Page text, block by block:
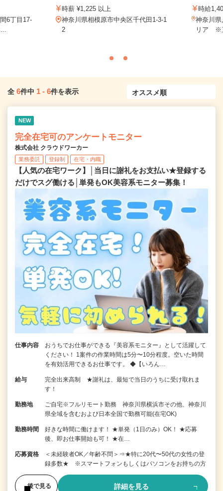
6丁目17-
時薪 ¥1,225 以上
神奈川県相模原市中央区千代田1-3-1
2
時給
神奈川
リア ※
全 6件中 1 - 6件を表示
NEW
完全在宅可のアンケートモニター
株式会社 クラウドワーカー
業務委託 登録制 在宅・内職
【人気の在宅ワーク】│当日に謝礼をお支払い★登録する
だけでスグ働ける│単発もOK美容系モニター募集！
仕事内容
おうちでお仕事ができる『美容系モニター』として活躍して
ください！ 1案件の作業時間は5分〜10分程度。空いた時間
を有効活用できるお仕事です。 ◆【いろん…
給与
完全出来高制 ★謝礼は、最短で当日のうちに受け取れま
す！
勤務地
ご自宅※フルリモート勤務 神奈川県横浜市その他、神奈川
県全域を含むおよび日本全国で勤務可能(在宅OK)
勤務時間
好きな時間に働けます！ ★単発（1日のみ）OK！ ★応募
後、即お仕事開始も可！ ★在…
応募資格
＜未経験者OK／年齢不問＞⇒★特に20代〜50代の女性の登
録多数★ ※スマートフォンもしくはパソコンをお持ちの方
後で見る 詳細を見る